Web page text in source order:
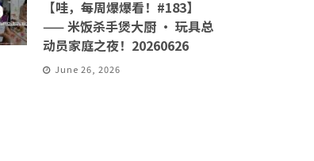
【哇，每周爆爆看！#183】
—— 米饭杀手煲大厨 · 玩具总
动员家庭之夜！20260626
June 26, 2026